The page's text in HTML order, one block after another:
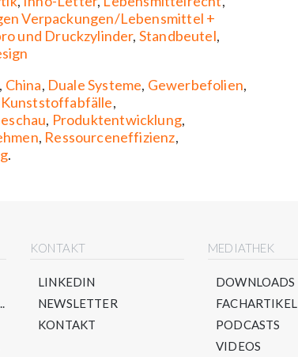
Verpackungen/Lebensmittel +
und Druckzylinder, Standbeutel,
, China, Duale Systeme, Gewerbefolien,
Kunststoffabfälle,
, Produktentwicklung,
, Ressourceneffizienz,
.
KONTAKT
LINKEDIN
NEWSLETTER
KONTAKT
MEDIATHEK
DOWNLOADS
FACHARTIKEL
PODCASTS
VIDEOS